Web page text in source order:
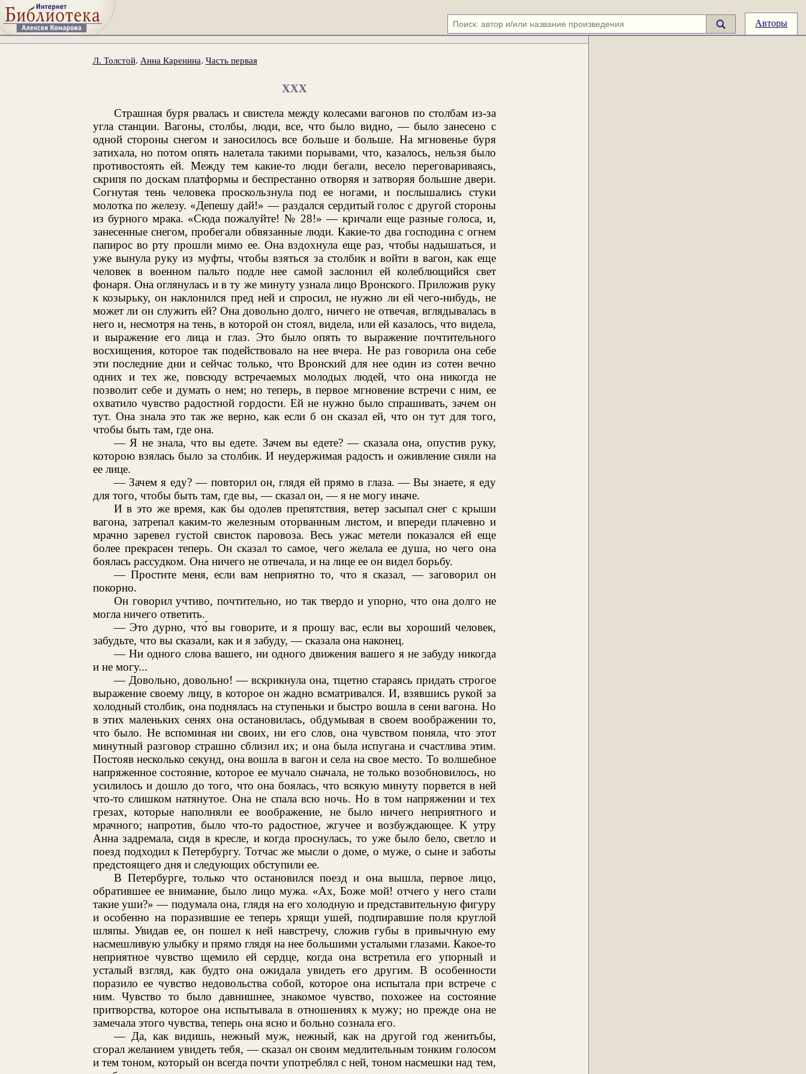
Авторы
Л. Толстой. Анна Каренина. Часть первая
XXX
Страшная буря рвалась и свистела между колесами вагонов по столбам из-за
угла станции. Вагоны, столбы, люди, все, что было видно, — было занесено с
одной стороны снегом и заносилось все больше и больше. На мгновенье буря
затихала, но потом опять налетала такими порывами, что, казалось, нельзя было
противостоять ей. Между тем какие-то люди бегали, весело переговариваясь,
скрипя по доскам платформы и беспрестанно отворяя и затворяя большие двери.
Согнутая тень человека проскользнула под ее ногами, и послышались стуки
молотка по железу. «Депешу дай!» — раздался сердитый голос с другой стороны
из бурного мрака. «Сюда пожалуйте! № 28!» — кричали еще разные голоса, и,
занесенные снегом, пробегали обвязанные люди. Какие-то два господина с огнем
папирос во рту прошли мимо ее. Она вздохнула еще раз, чтобы надышаться, и
уже вынула руку из муфты, чтобы взяться за столбик и войти в вагон, как еще
человек в военном пальто подле нее самой заслонил ей колеблющийся свет
фонаря. Она оглянулась и в ту же минуту узнала лицо Вронского. Приложив руку
к козырьку, он наклонился пред ней и спросил, не нужно ли ей чего-нибудь, не
может ли он служить ей? Она довольно долго, ничего не отвечая, вглядывалась в
него и, несмотря на тень, в которой он стоял, видела, или ей казалось, что видела,
и выражение его лица и глаз. Это было опять то выражение почтительного
восхищения, которое так подействовало на нее вчера. Не раз говорила она себе
эти последние дни и сейчас только, что Вронский для нее один из сотен вечно
одних и тех же, повсюду встречаемых молодых людей, что она никогда не
позволит себе и думать о нем; но теперь, в первое мгновение встречи с ним, ее
охватило чувство радостной гордости. Ей не нужно было спрашивать, зачем он
тут. Она знала это так же верно, как если б он сказал ей, что он тут для того,
чтобы быть там, где она.
— Я не знала, что вы едете. Зачем вы едете? — сказала она, опустив руку,
которою взялась было за столбик. И неудержимая радость и оживление сияли на
ее лице.
— Зачем я еду? — повторил он, глядя ей прямо в глаза. — Вы знаете, я еду
для того, чтобы быть там, где вы, — сказал он, — я не могу иначе.
И в это же время, как бы одолев препятствия, ветер засыпал снег с крыши
вагона, затрепал каким-то железным оторванным листом, и впереди плачевно и
мрачно заревел густой свисток паровоза. Весь ужас метели показался ей еще
более прекрасен теперь. Он сказал то самое, чего желала ее душа, но чего она
боялась рассудком. Она ничего не отвечала, и на лице ее он видел борьбу.
— Простите меня, если вам неприятно то, что я сказал, — заговорил он
покорно.
Он говорил учтиво, почтительно, но так твердо и упорно, что она долго не
могла ничего ответить.
— Это дурно, что́ вы говорите, и я прошу вас, если вы хороший человек,
забудьте, что вы сказали, как и я забуду, — сказала она наконец.
— Ни одного слова вашего, ни одного движения вашего я не забуду никогда
и не могу...
— Довольно, довольно! — вскрикнула она, тщетно стараясь придать строгое
выражение своему лицу, в которое он жадно всматривался. И, взявшись рукой за
холодный столбик, она поднялась на ступеньки и быстро вошла в сени вагона. Но
в этих маленьких сенях она остановилась, обдумывая в своем воображении то,
что было. Не вспоминая ни своих, ни его слов, она чувством поняла, что этот
минутный разговор страшно сблизил их; и она была испугана и счастлива этим.
Постояв несколько секунд, она вошла в вагон и села на свое место. То волшебное
напряженное состояние, которое ее мучало сначала, не только возобновилось, но
усилилось и дошло до того, что она боялась, что всякую минуту порвется в ней
что-то слишком натянутое. Она не спала всю ночь. Но в том напряжении и тех
грезах, которые наполняли ее воображение, не было ничего неприятного и
мрачного; напротив, было что-то радостное, жгучее и возбуждающее. К утру
Анна задремала, сидя в кресле, и когда проснулась, то уже было бело, светло и
поезд подходил к Петербургу. Тотчас же мысли о доме, о муже, о сыне и заботы
предстоящего дня и следующих обступили ее.
В Петербурге, только что остановился поезд и она вышла, первое лицо,
обратившее ее внимание, было лицо мужа. «Ах, Боже мой! отчего у него стали
такие уши?» — подумала она, глядя на его холодную и представительную фигуру
и особенно на поразившие ее теперь хрящи ушей, подпиравшие поля круглой
шляпы. Увидав ее, он пошел к ней навстречу, сложив губы в привычную ему
насмешливую улыбку и прямо глядя на нее большими усталыми глазами. Какое-то
неприятное чувство щемило ей сердце, когда она встретила его упорный и
усталый взгляд, как будто она ожидала увидеть его другим. В особенности
поразило ее чувство недовольства собой, которое она испытала при встрече с
ним. Чувство то было давнишнее, знакомое чувство, похожее на состояние
притворства, которое она испытывала в отношениях к мужу; но прежде она не
замечала этого чувства, теперь она ясно и больно сознала его.
— Да, как видишь, нежный муж, нежный, как на другой год женитьбы,
сгорал желанием увидеть тебя, — сказал он своим медлительным тонким голосом
и тем тоном, который он всегда почти употреблял с ней, тоном насмешки над тем,